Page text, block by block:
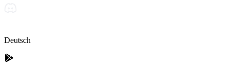
Deutsch